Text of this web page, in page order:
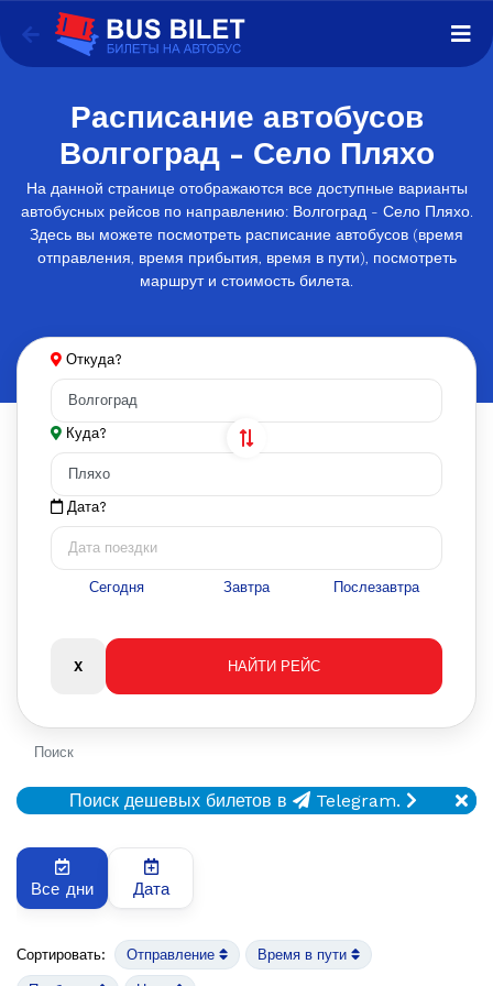
Расписание автобусов
Волгоград - Село Пляхо
На данной странице отображаются все доступные варианты
автобусных рейсов по направлению: Волгоград - Село Пляхо.
Здесь вы можете посмотреть расписание автобусов (время
отправления, время прибытия, время в пути), посмотреть
маршрут и стоимость билета.
Откуда?
Куда?
Дата?
Сегодня Завтра Послезавтра
Поиск
Поиск дешевых билетов в Telegram.
Все дни Дата
Сортировать: Отправление Время в пути